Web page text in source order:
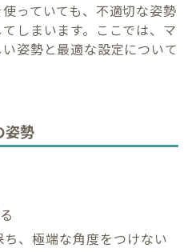
っていても、不適切な姿勢
しまいます。ここでは、マ
姿勢と最適な設定について
姿勢
、極端な角度をつけない